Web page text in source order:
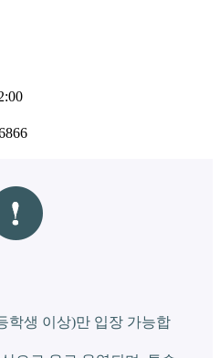
학생 이상)만 입장 가능합